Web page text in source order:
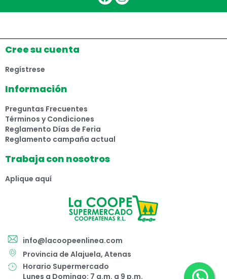
Cree su cuenta
Regístrese
Información
Preguntas Frecuentes
Términos y Condiciones
Reglamento Días de Feria
Reglamento campaña actual
Trabaja con nosotros
Aplique aquí
info@lacoopeenlinea.com
Provincia de Alajuela, Atenas
Horario Supermercado
Lunes a Domingo: 7 a.m. a 9 p.m.